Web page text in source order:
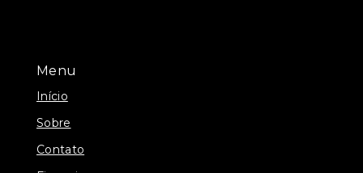
Menu
Início
Sobre
Contato